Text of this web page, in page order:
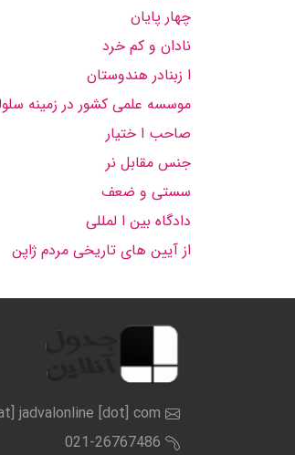
چهار پایان
نادان و كم خرد
ا زبنادر هندوستان
موسسه علمی كشور در زمینه
صاحب ا ختیار
جنس مقابل نر
سستی و ضعف
دادگاه بین ا لمللی
از آیین های تاریخی مردم ژاپن
jadvalonline [dot] com
021-26767486